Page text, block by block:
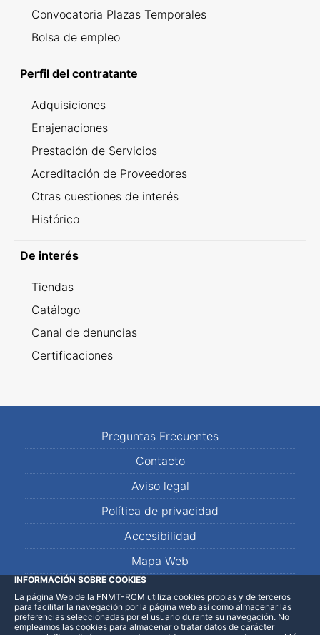
Convocatoria Plazas Temporales
Bolsa de empleo
Perfil del contratante
Adquisiciones
Enajenaciones
Prestación de Servicios
Acreditación de Proveedores
Otras cuestiones de interés
Histórico
De interés
Tiendas
Catálogo
Canal de denuncias
Certificaciones
Preguntas Frecuentes
Contacto
Aviso legal
Política de privacidad
Accesibilidad
Mapa Web
LinkedInFacebookWhatsApp
INFORMACIÓN SOBRE COOKIES
La página Web de la FNMT-RCM utiliza cookies propias y de terceros
para facilitar la navegación por la página web así como almacenar las
preferencias seleccionadas por el usuario durante su navegación. No
empleamos las cookies para almacenar o tratar datos de carácter